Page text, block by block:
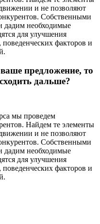
и не позволяют
Собственными
дадим необходимые
для улучшения
поведенческих факторов и
предложение, то
дальше?
мы проведем
Найдем те элементы
и не позволяют
Собственными
дадим необходимые
для улучшения
поведенческих факторов и